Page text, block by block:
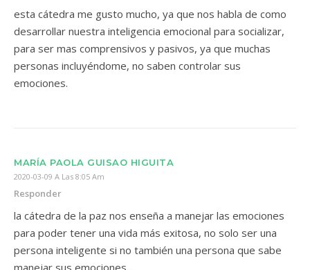
esta cátedra me gusto mucho, ya que nos habla de como
desarrollar nuestra inteligencia emocional para socializar,
para ser mas comprensivos y pasivos, ya que muchas
personas incluyéndome, no saben controlar sus
emociones.
MARÍA PAOLA GUISAO HIGUITA
2020-03-09 A Las 8:05 Am
Responder
la cátedra de la paz nos enseña a manejar las emociones
para poder tener una vida más exitosa, no solo ser una
persona inteligente si no también una persona que sabe
manejar sus emociones.